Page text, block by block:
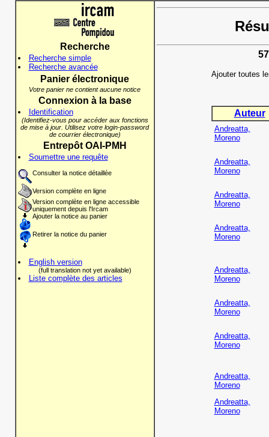
Recherche
Recherche simple
Recherche avancée
Panier électronique
Votre panier ne contient aucune notice
Connexion à la base
Identification
(Identifiez-vous pour accéder aux fonctions
de mise à jour. Utilisez votre login-password
de courrier électronique)
Entrepôt OAI-PMH
Soumettre une requête
Consulter la notice détaillée
Version complète en ligne
Version complète en ligne accessible
uniquement depuis l'Ircam
Ajouter la notice au panier
Retirer la notice du panier
English version
(full translation not yet available)
Liste complète des articles
Ajouter toutes
Auteur
Andreatta,
Moreno
Andreatta,
Moreno
Andreatta,
Moreno
Andreatta,
Moreno
Andreatta,
Moreno
Andreatta,
Moreno
Andreatta,
Moreno
Andreatta,
Moreno
Andreatta,
Moreno